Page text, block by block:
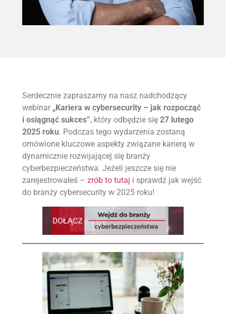
Serdecznie zapraszamy na nasz nadchodzący
webinar „Kariera w cybersecurity – jak rozpocząć
i osiągnąć sukces”, który odbędzie się 27 lutego
2025 roku. Podczas tego wydarzenia zostaną
omówione kluczowe aspekty związane karierą w
dynamicznie rozwijającej się branży
cyberbezpieczeństwa. Jeżeli jeszcze się nie
zarejestrowałeś – zrób to tutaj i sprawdź jak wejść
do branży cybersecurity w 2025 roku!